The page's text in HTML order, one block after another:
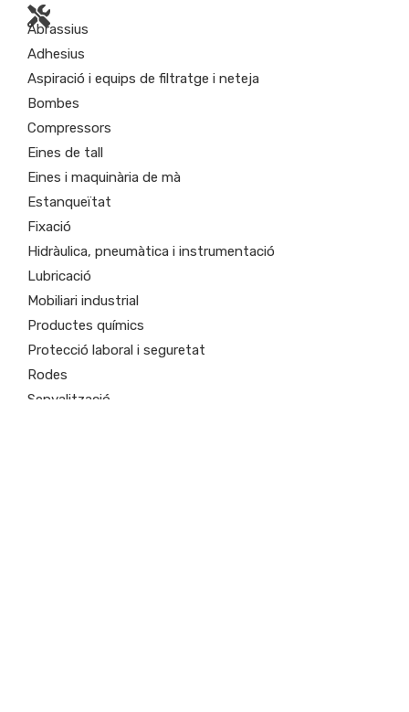
Abrassius
Adhesius
Aspiració i equips de filtratge i neteja
Bombes
Compressors
Eines de tall
Eines i maquinària de mà
Estanqueïtat
Fixació
Hidràulica, pneumàtica i instrumentació
Lubricació
Mobiliari industrial
Productes químics
Protecció laboral i seguretat
Rodes
Senyalització